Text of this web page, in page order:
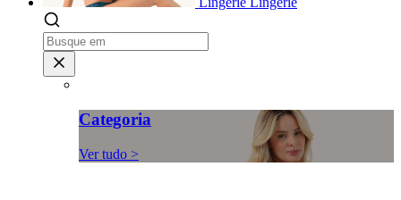
Categoria
Ver tudo >